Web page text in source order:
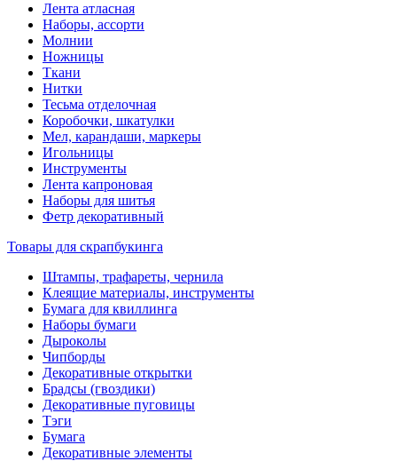
Лента атласная
Наборы, ассорти
Молнии
Ножницы
Ткани
Нитки
Тесьма отделочная
Коробочки, шкатулки
Мел, карандаши, маркеры
Игольницы
Инструменты
Лента капроновая
Наборы для шитья
Фетр декоративный
Товары для скрапбукинга
Штампы, трафареты, чернила
Клеящие материалы, инструменты
Бумага для квиллинга
Наборы бумаги
Дыроколы
Чипборды
Декоративные открытки
Брадсы (гвоздики)
Декоративные пуговицы
Тэги
Бумага
Декоративные элементы